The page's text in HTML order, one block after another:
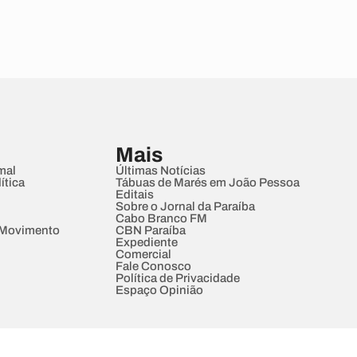
Mais
Últimas Notícias
Tábuas de Marés em João Pessoa
Editais
Sobre o Jornal da Paraíba
Cabo Branco FM
CBN Paraíba
Expediente
Comercial
Fale Conosco
Política de Privacidade
Espaço Opinião